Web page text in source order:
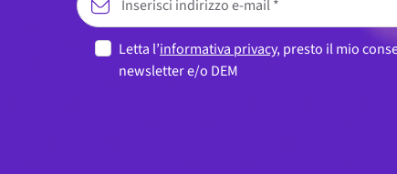
Letta l’informativa privacy, presto il mio
newsletter e/o DEM